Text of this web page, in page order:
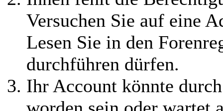
wurden zwei neue
spielbare Gruppen
erstellt, die
Verdammten und
die Machtjäger. Alle
Versuchen Sie auf eine
Lesen Sie in den
durchführen dürfen.
Ihr Account könnte